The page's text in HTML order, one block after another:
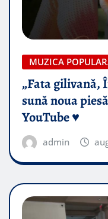
MUZICA
„Fata gilivană,
sună noua
YouTube ♥️
admin